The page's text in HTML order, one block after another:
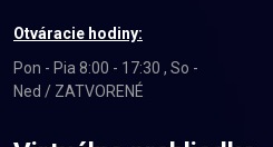
Otváracie hodiny:
Pon - Pia 8:00 - 17:30 , So -
Ned / ZATVORENÉ